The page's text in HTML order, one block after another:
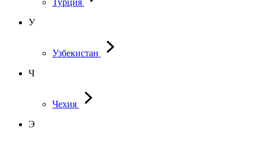
Турция
У
Узбекистан
Ч
Чехия
Э